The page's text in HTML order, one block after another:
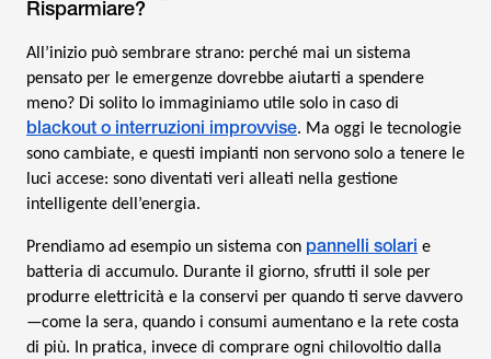
Risparmiare?
All’inizio può sembrare strano: perché mai un sistema
pensato per le emergenze dovrebbe aiutarti a spendere
meno? Di solito lo immaginiamo utile solo in caso di
blackout o interruzioni improvvise. Ma oggi le tecnologie
sono cambiate, e questi impianti non servono solo a tenere le
luci accese: sono diventati veri alleati nella gestione
intelligente dell’energia.
Prendiamo ad esempio un sistema con pannelli solari e
batteria di accumulo. Durante il giorno, sfrutti il sole per
produrre elettricità e la conservi per quando ti serve davvero
—come la sera, quando i consumi aumentano e la rete costa
di più. In pratica, invece di comprare ogni chilovoltio dalla